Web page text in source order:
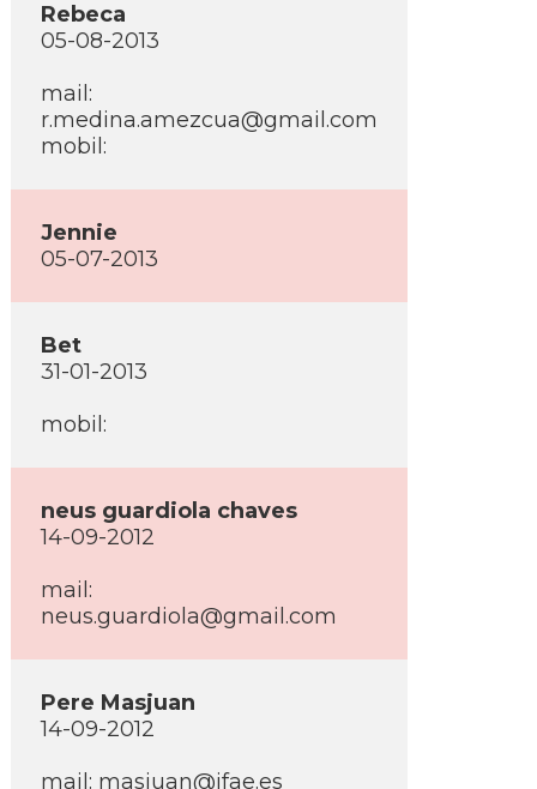
Rebeca
05-08-2013
mail:
r.medina.amezcua@gmail.com
mobil:
Jennie
05-07-2013
Bet
31-01-2013
mobil:
neus guardiola chaves
14-09-2012
mail:
neus.guardiola@gmail.com
Pere Masjuan
14-09-2012
mail: masjuan@ifae.es